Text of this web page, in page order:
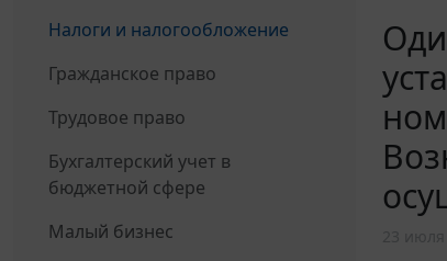
Налоги и налогообложение
Гражданское право
Трудовое право
Бухгалтерский учет в
бюджетной сфере
Малый бизнес